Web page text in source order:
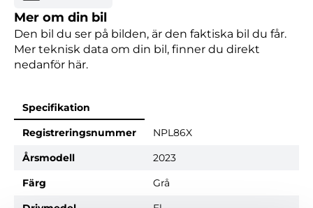
Mer om din bil
Den bil du ser på bilden, är den faktiska bil du får.
Mer teknisk data om din bil, finner du direkt
nedanför här.
Specifikation
Registreringsnummer
NPL86X
Årsmodell
2023
Färg
Grå